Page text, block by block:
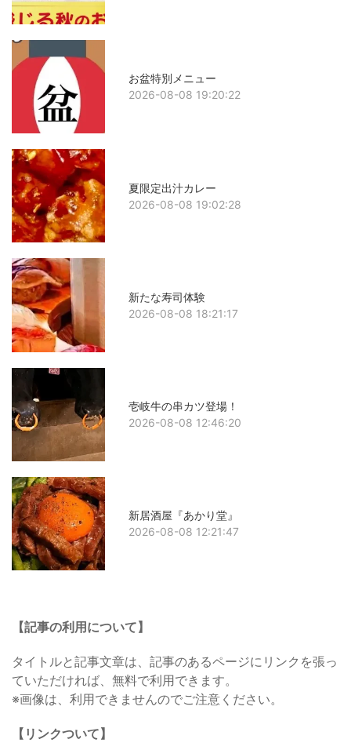
お盆特別メニュー
2026-08-08 19:20:22
夏限定出汁カレー
2026-08-08 19:02:28
新たな寿司体験
2026-08-08 18:21:17
壱岐牛の串カツ登場！
2026-08-08 12:46:20
新居酒屋『あかり堂』
2026-08-08 12:21:47
【記事の利用について】
タイトルと記事文章は、記事のあるページにリンクを張っ
ていただければ、無料で利用できます。
※画像は、利用できませんのでご注意ください。
【リンクついて】